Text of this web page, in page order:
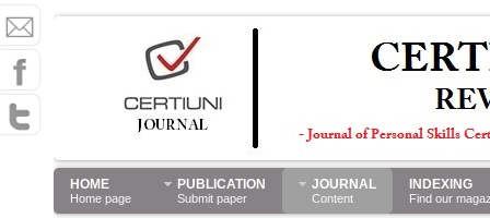
HOME
Home page
PUBLICATION
Submit paper
JOURNAL
Content
INDEXING
Find our